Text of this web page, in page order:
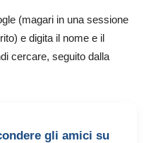
(magari in una sessione
e digita il nome e il
cercare, seguito dalla
gli amici su